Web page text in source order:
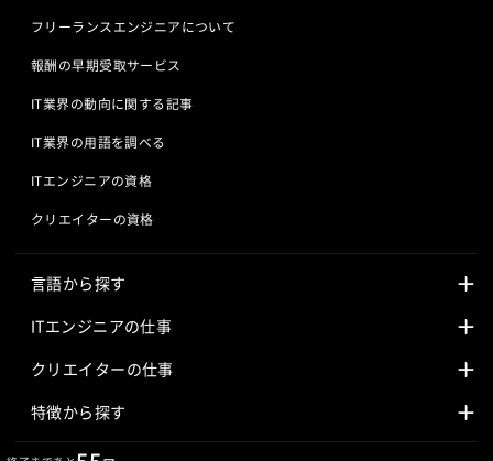
フリーランスエンジニアについて
報酬の早期受取サービス
IT業界の動向に関する記事
IT業界の用語を調べる
ITエンジニアの資格
クリエイターの資格
言語から探す
Javaの求人
PHPの求人
Rubyの求人
Objective-Cの求人
ITエンジニアの仕事
LAMPエンジニア
Javaエンジニア
サーバーエンジニア
クリエイターの仕事
Webディレクター
Webデザイナー
特徴から探す
未経験も活躍中